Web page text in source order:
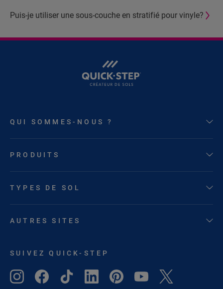
Puis-je utiliser une sous-couche en stratifié pour vinyle?
QUI SOMMES-NOUS ?
PRODUITS
TYPES DE SOL
AUTRES SITES
SUIVEZ QUICK-STEP